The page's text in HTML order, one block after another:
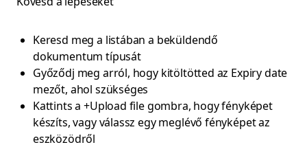
Keresd meg a listában a beküldendő
dokumentum típusát
Győződj meg arról, hogy kitöltötted az Expiry date
mezőt, ahol szükséges
Kattints a +Upload file gombra, hogy fényképet
készíts, vagy válassz egy meglévő fényképet az
eszközödről